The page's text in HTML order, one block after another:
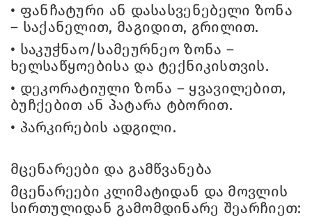
• ფანჩატური ან დასასვენებელი ზონა
– საქანელით, მაგიდით, გრილით.
• საკუჭნაო/სამეურნეო ზონა –
ხელსაწყოებისა და ტექნიკისთვის.
• დეკორატიული ზონა – ყვავილებით,
ბუჩქებით ან პატარა ტბორით.
• პარკირების ადგილი.
მცენარეები და გამწვანება
მცენარეები კლიმატიდან და მოვლის
სირთულიდან გამომდინარე შეარჩიეთ: